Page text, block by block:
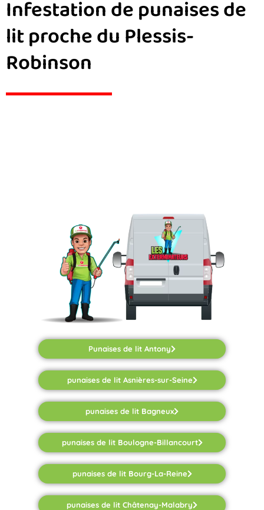
Infestation de punaises de
lit proche du Plessis-
Robinson
Punaises de lit Antony
punaises de lit Asnières-sur-Seine
punaises de lit Bagneux
punaises de lit Boulogne-Billancourt
punaises de lit Bourg-La-Reine
punaises de lit Châtenay-Malabry